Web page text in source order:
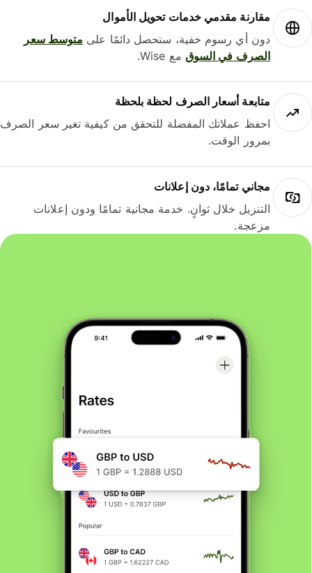
مقارنة مقدمي خدمات تحويل الأموال
دون أي رسوم خفية، ستحصل دائمًا علىمتوسط ​​سعر
الصرف في السوقمع Wise.
متابعة أسعار الصرف لحظة بلحظة
احفظ عملاتك المفضلة للتحقق من كيفية تغير سعر الصرف
بمرور الوقت.
مجاني تمامًا، دون إعلانات
التنزيل خلال ثوانٍ. خدمة مجانية تمامًا ودون إعلانات
مزعجة.